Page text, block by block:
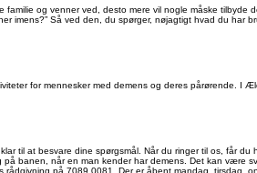
familie og venner ved, desto mere vil nogle måske
imens?” Så ved den, du spørger, nøjagtigt hvad du har
for mennesker med demens og deres pårørende.
til at besvare dine spørgsmål. Når du ringer til os, får
på banen, når en man kender har demens. Det kan
rådgivning på 7089 0081. Der er åbent mandag, tirsdag,